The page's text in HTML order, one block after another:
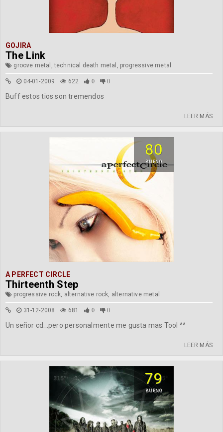
GOJIRA
The Link
groove metal, technical death metal, progressive metal
04-01-2009 622 0 0
Buff estos tios son tremendos
LEER MÁS
80
BUENO
A PERFECT CIRCLE
Thirteenth Step
progressive rock, alternative rock, alternative metal
31-12-2008 681 0 0
Un señor cd...pero personalmente me gusta mas Tool ^^
LEER MÁS
79
BUENO